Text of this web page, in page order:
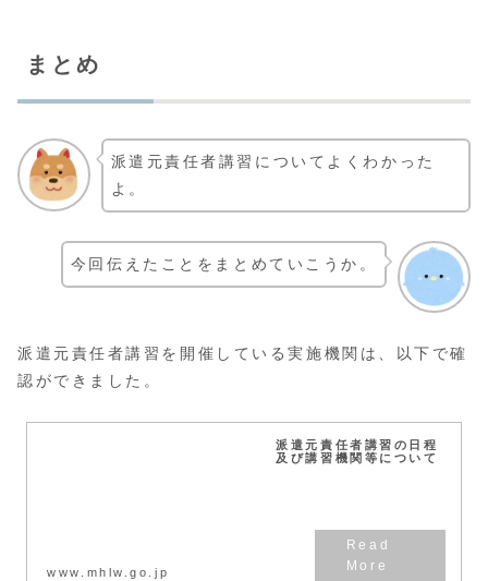
まとめ
派遣元責任者講習についてよくわかった
よ。
今回伝えたことをまとめていこうか。
派遣元責任者講習を開催している実施機関は、以下で確
認ができました。
派遣元責任者講習の日程
及び講習機関等について
www.mhlw.go.jp